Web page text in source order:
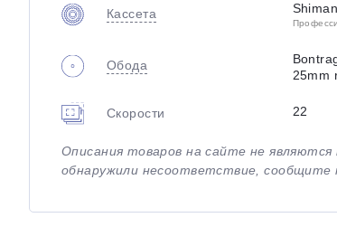
Кассета
Обода
25mm
Скорости 22
Описания товаров на сайте не
обнаружили несоответствие, сообщите